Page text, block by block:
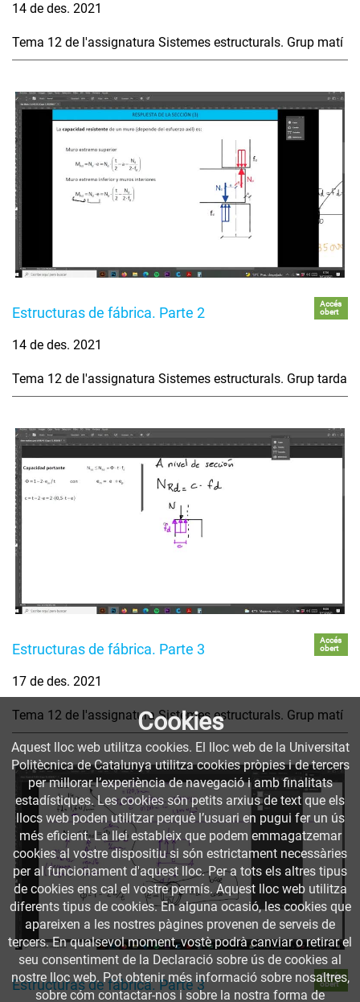
14 de des. 2021
Tema 12 de l'assignatura Sistemes estructurals. Grup matí
Estructuras de fábrica. Parte 2
Accés
obert
14 de des. 2021
Tema 12 de l'assignatura Sistemes estructurals. Grup tarda
Estructuras de fábrica. Parte 3
Accés
obert
17 de des. 2021
Tema 12 de l'assignatura Sistemes estructurals. Grup matí
Estructuras de fábrica. Parte 3
Accés
obert
Cookies
Aquest lloc web utilitza cookies. El lloc web de la Universitat
Politècnica de Catalunya utilitza cookies pròpies i de tercers
per millorar l’experiència de navegació i amb finalitats
estadístiques. Les cookies són petits arxius de text que els
llocs web poden utilitzar perquè l’usuari en pugui fer un ús
més eficient. La llei estableix que podem emmagatzemar
cookies al vostre dispositiu si són estrictament necessàries
per al funcionament d'aquest lloc. Per a tots els altres tipus
de cookies ens cal el vostre permís. Aquest lloc web utilitza
diferents tipus de cookies. En alguna ocasió, les cookies que
apareixen a les nostres pàgines provenen de serveis de
tercers. En qualsevol moment, vostè podrà canviar o retirar el
seu consentiment de la Declaració sobre ús de cookies al
nostre lloc web. Pot obtenir més informació sobre nosaltres,
sobre cóm contactar-nos i sobre la nostra forma de